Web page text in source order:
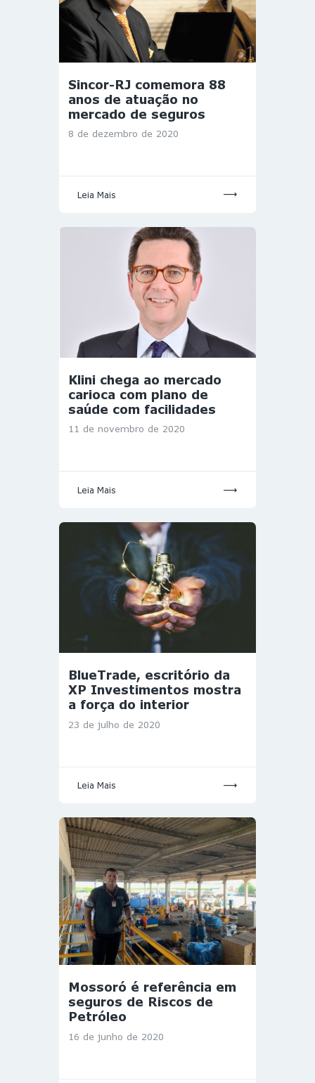
Sincor-RJ comemora 88
anos de atuação no
mercado de seguros
8 de dezembro de 2020
Leia Mais
Klini chega ao mercado
carioca com plano de
saúde com facilidades
11 de novembro de 2020
Leia Mais
BlueTrade, escritório da
XP Investimentos mostra
a força do interior
23 de julho de 2020
Leia Mais
Mossoró é referência em
seguros de Riscos de
Petróleo
16 de junho de 2020